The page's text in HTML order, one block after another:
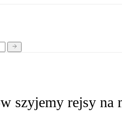
szyjemy rejsy na